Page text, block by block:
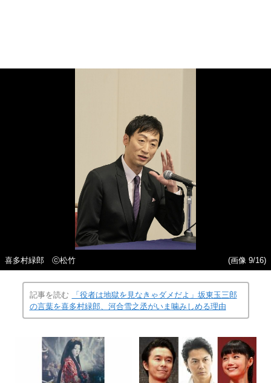
喜多村緑郎 ⓒ松竹 (画像 9/16)
記事を読む
「役者は地獄を見なきゃダメだよ」坂東玉三郎
の言葉を喜多村緑郎、河合雪之丞がいま噛みしめる理由